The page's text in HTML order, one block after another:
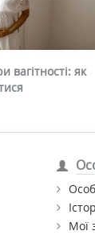
вагітності: як
Мої